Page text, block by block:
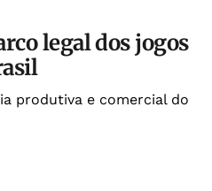
legal dos jogos
produtiva e comercial do